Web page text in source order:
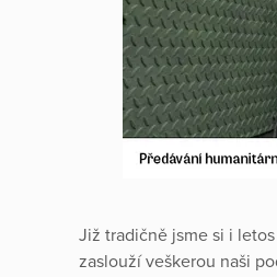
Již tradičně jsme si i
zaslouží veškerou naši